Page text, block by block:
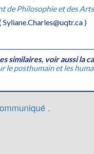
de Philosophie et des Arts
Syliane.Charles@uqtr.ca )
similaires, voir aussi la
le posthumain et les
.